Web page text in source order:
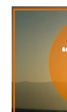
정책, 계획, 연구 결
다. “The 2008
has a new, very